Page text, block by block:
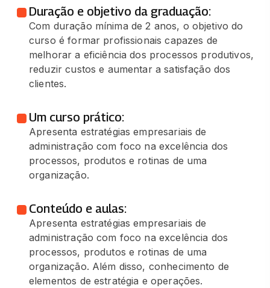
Duração e objetivo da graduação:
Com duração mínima de 2 anos, o objetivo do
curso é formar profissionais capazes de
melhorar a eficiência dos processos produtivos,
reduzir custos e aumentar a satisfação dos
clientes.
Um curso prático:
Apresenta estratégias empresariais de
administração com foco na excelência dos
processos, produtos e rotinas de uma
organização.
Conteúdo e aulas:
Apresenta estratégias empresariais de
administração com foco na excelência dos
processos, produtos e rotinas de uma
organização. Além disso, conhecimento de
elementos de estratégia e operações.